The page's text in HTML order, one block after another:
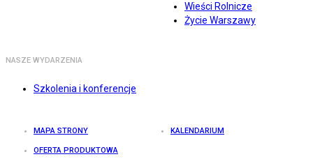
Wieści Rolnicze
Życie Warszawy
NASZE WYDARZENIA
Szkolenia i konferencje
MAPA STRONY KALENDARIUM
OFERTA PRODUKTOWA